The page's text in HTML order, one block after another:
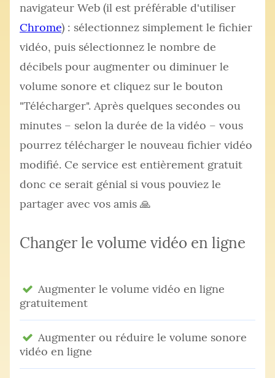
navigateur Web (il est préférable d'utiliser
Chrome) : sélectionnez simplement le fichier
vidéo, puis sélectionnez le nombre de
décibels pour augmenter ou diminuer le
volume sonore et cliquez sur le bouton
"Télécharger". Après quelques secondes ou
minutes – selon la durée de la vidéo – vous
pourrez télécharger le nouveau fichier vidéo
modifié. Ce service est entièrement gratuit
donc ce serait génial si vous pouviez le
partager avec vos amis 🙏
Changer le volume vidéo en ligne
Augmenter le volume vidéo en ligne
gratuitement
Augmenter ou réduire le volume sonore
vidéo en ligne